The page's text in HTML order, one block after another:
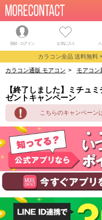
登録・ログイン お気に入り メ
カラコン全品 送料無料
カラコン通販 モアコン > モアコン
【終了しました】ミチュ
ゼントキャンペーン
こちらのキャンペーン